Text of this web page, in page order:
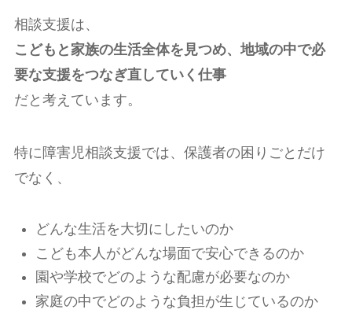
相談支援は、
こどもと家族の生活全体を見つめ、地域の中で必
要な支援をつなぎ直していく仕事
だと考えています。
特に障害児相談支援では、保護者の困りごとだけ
でなく、
どんな生活を大切にしたいのか
こども本人がどんな場面で安心できるのか
園や学校でどのような配慮が必要なのか
家庭の中でどのような負担が生じているのか